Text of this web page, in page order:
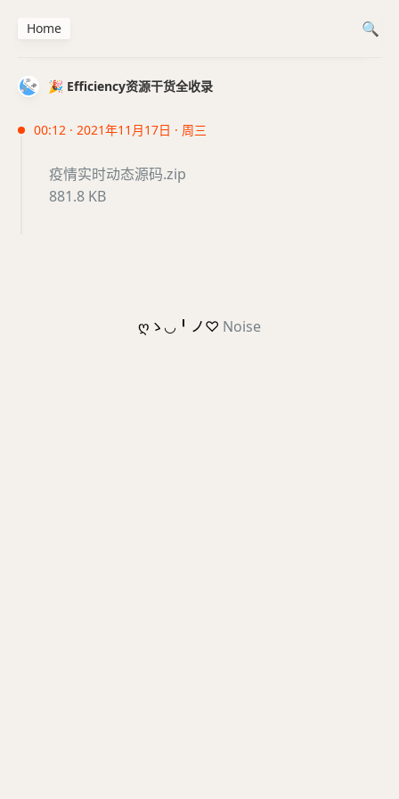
🎉 Efficiency资源干货全收录
00:12 · 2021年11月17日 · 周三
疫情实时动态源码.zip
881.8 KB
Home
ღゝ◡╹ノ♡ Noise